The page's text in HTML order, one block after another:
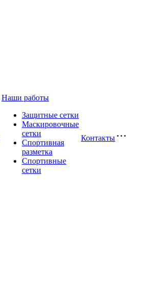
Наши работы
Защитные сетки
Маскировочные
сетки
Спортивная
разметка
Спортивные
сетки
Контакты